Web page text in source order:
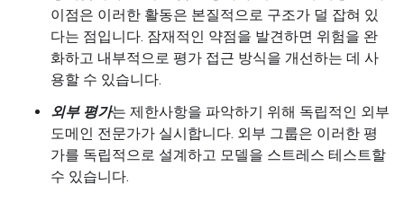
이점은 이러한 활동은 본질적으로 구조가 덜 잡혀 있
다는 점입니다. 잠재적인 약점을 발견하면 위험을 완
화하고 내부적으로 평가 접근 방식을 개선하는 데 사
용할 수 있습니다.
외부 평가는 제한사항을 파악하기 위해 독립적인 외부
도메인 전문가가 실시합니다. 외부 그룹은 이러한 평
가를 독립적으로 설계하고 모델을 스트레스 테스트할
수 있습니다.